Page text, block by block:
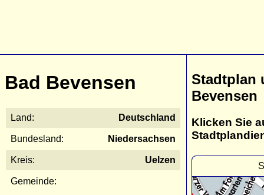
Bad Bevensen
Land: Deutschland
Bundesland: Niedersachsen
Kreis: Uelzen
Gemeinde:
Stadtplan
Bevensen
Klicken Sie